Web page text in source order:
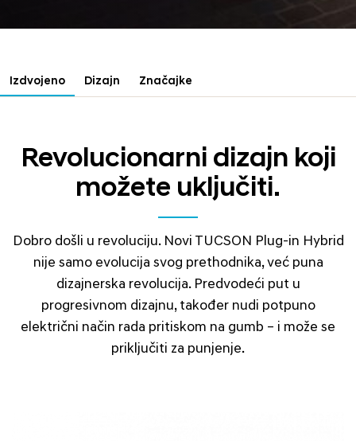
Izdvojeno Dizajn Značajke
Revolucionarni dizajn koji
možete uključiti.
Dobro došli u revoluciju. Novi TUCSON Plug-in Hybrid
nije samo evolucija svog prethodnika, već puna
dizajnerska revolucija. Predvodeći put u
progresivnom dizajnu, također nudi potpuno
električni način rada pritiskom na gumb – i može se
priključiti za punjenje.